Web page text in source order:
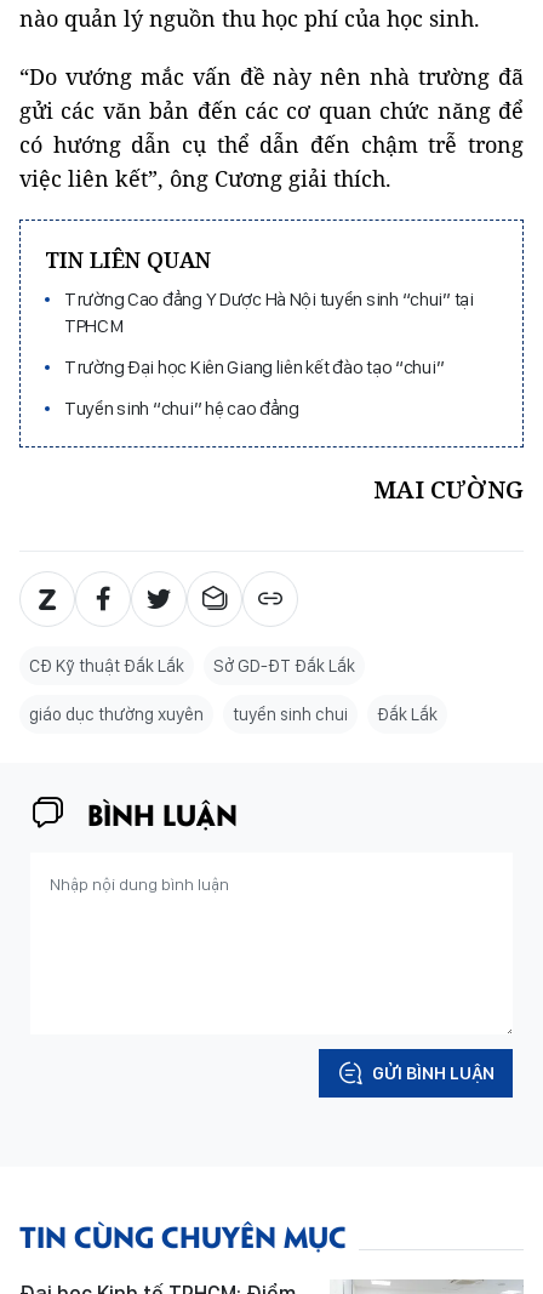
nào quản lý nguồn thu học phí của học sinh.
“Do vướng mắc vấn đề này nên nhà trường đã
gửi các văn bản đến các cơ quan chức năng để
có hướng dẫn cụ thể dẫn đến chậm trễ trong
việc liên kết”, ông Cương giải thích.
TIN LIÊN QUAN
Trường Cao đẳng Y Dược Hà Nội tuyển sinh “chui” tại
TPHCM
Trường Đại học Kiên Giang liên kết đào tạo “chui”
Tuyển sinh “chui” hệ cao đẳng
MAI CƯỜNG
CĐ Kỹ thuật Đắk Lắk Sở GD-ĐT Đắk Lắk
giáo dục thường xuyên tuyển sinh chui Đắk Lắk
BÌNH LUẬN
GỬI BÌNH LUẬN
TIN CÙNG CHUYÊN MỤC